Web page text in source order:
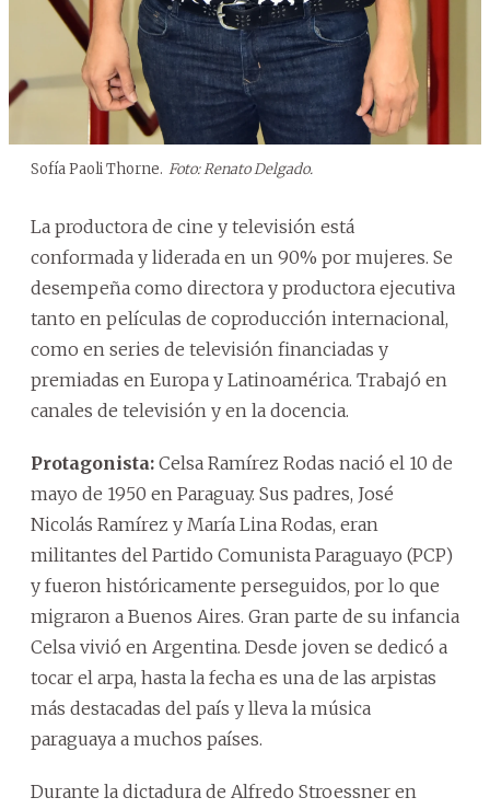
Sofía Paoli Thorne. Foto: Renato Delgado.
La productora de cine y televisión está
conformada y liderada en un 90% por mujeres. Se
desempeña como directora y productora ejecutiva
tanto en películas de coproducción internacional,
como en series de televisión financiadas y
premiadas en Europa y Latinoamérica. Trabajó en
canales de televisión y en la docencia.
Protagonista: Celsa Ramírez Rodas nació el 10 de
mayo de 1950 en Paraguay. Sus padres, José
Nicolás Ramírez y María Lina Rodas, eran
militantes del Partido Comunista Paraguayo (PCP)
y fueron históricamente perseguidos, por lo que
migraron a Buenos Aires. Gran parte de su infancia
Celsa vivió en Argentina. Desde joven se dedicó a
tocar el arpa, hasta la fecha es una de las arpistas
más destacadas del país y lleva la música
paraguaya a muchos países.
Durante la dictadura de Alfredo Stroessner en